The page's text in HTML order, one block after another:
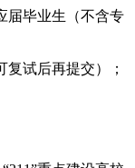
毕业生（不含专
试后再提交）；